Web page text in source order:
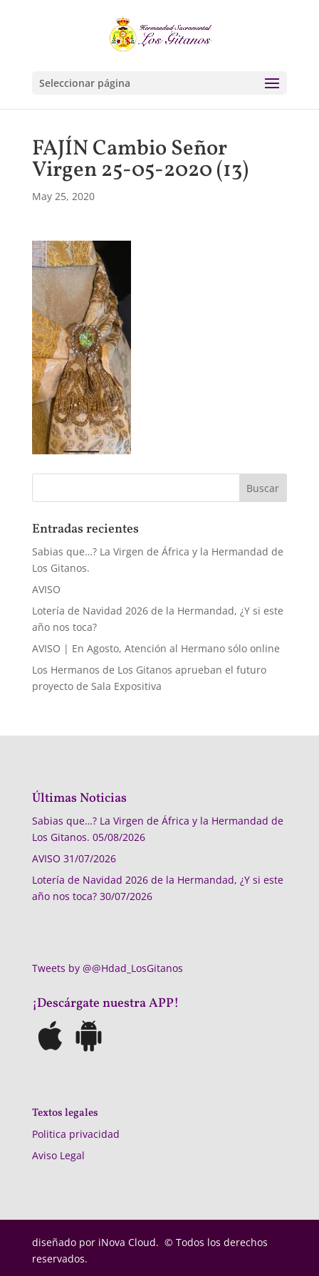
Seleccionar página
FAJÍN Cambio Señor
Virgen 25-05-2020 (13)
May 25, 2020
Entradas recientes
Sabias que…? La Virgen de África y la Hermandad de
Los Gitanos.
AVISO
Lotería de Navidad 2026 de la Hermandad, ¿Y si este
año nos toca?
AVISO | En Agosto, Atención al Hermano sólo online
Los Hermanos de Los Gitanos aprueban el futuro
proyecto de Sala Expositiva
Últimas Noticias
Sabias que…? La Virgen de África y la Hermandad de
Los Gitanos. 05/08/2026
AVISO 31/07/2026
Lotería de Navidad 2026 de la Hermandad, ¿Y si este
año nos toca? 30/07/2026
Tweets by @@Hdad_LosGitanos
¡Descárgate nuestra APP!
Textos legales
Politica privacidad
Aviso Legal
diseñado por iNova Cloud. © Todos los derechos
reservados.